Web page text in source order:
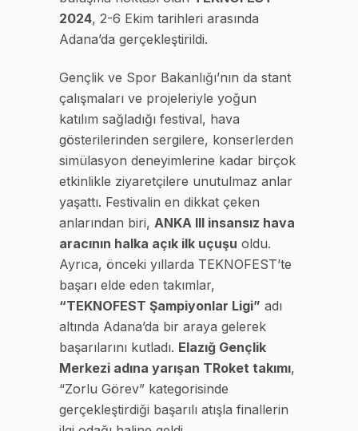
2024, 2-6 Ekim tarihleri arasında
Adana’da gerçekleştirildi.
Gençlik ve Spor Bakanlığı’nın da stant
çalışmaları ve projeleriyle yoğun
katılım sağladığı festival, hava
gösterilerinden sergilere, konserlerden
simülasyon deneyimlerine kadar birçok
etkinlikle ziyaretçilere unutulmaz anlar
yaşattı. Festivalin en dikkat çeken
anlarından biri, ANKA III insansız hava
aracının halka açık ilk uçuşu oldu.
Ayrıca, önceki yıllarda TEKNOFEST’te
başarı elde eden takımlar,
“TEKNOFEST Şampiyonlar Ligi” adı
altında Adana’da bir araya gelerek
başarılarını kutladı. Elazığ Gençlik
Merkezi adına yarışan TRoket takımı,
“Zorlu Görev” kategorisinde
gerçekleştirdiği başarılı atışla finallerin